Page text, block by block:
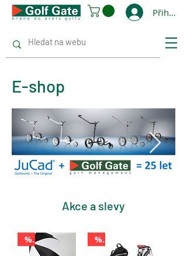
Přihlásit
E-shop
Akce a slevy
% %